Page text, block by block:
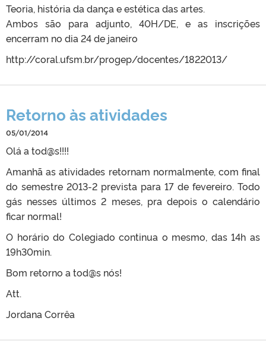
Teoria, história da dança e estética das artes.
Ambos são para adjunto, 40H/DE, e as inscrições
encerram no dia 24 de janeiro
http://coral.ufsm.br/progep/docentes/1822013/
Retorno às atividades
05/01/2014
Olá a tod@s!!!!
Amanhã as atividades retornam normalmente, com final
do semestre 2013-2 prevista para 17 de fevereiro. Todo
gás nesses últimos 2 meses, pra depois o calendário
ficar normal!
O horário do Colegiado continua o mesmo, das 14h as
19h30min.
Bom retorno a tod@s nós!
Att.
Jordana Corrêa